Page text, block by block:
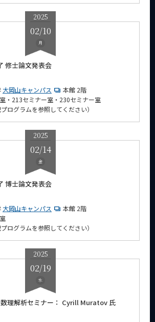
2025
02/10
月
修士論文発表会
大岡山キャンパス
本館 2階
・213セミナー室・230セミナー室
プログラムを参照してください）
2025
02/14
金
博士論文発表会
大岡山キャンパス
本館 2階
プログラムを参照してください）
2025
02/19
水
理解析セミナー： Cyrill Muratov 氏